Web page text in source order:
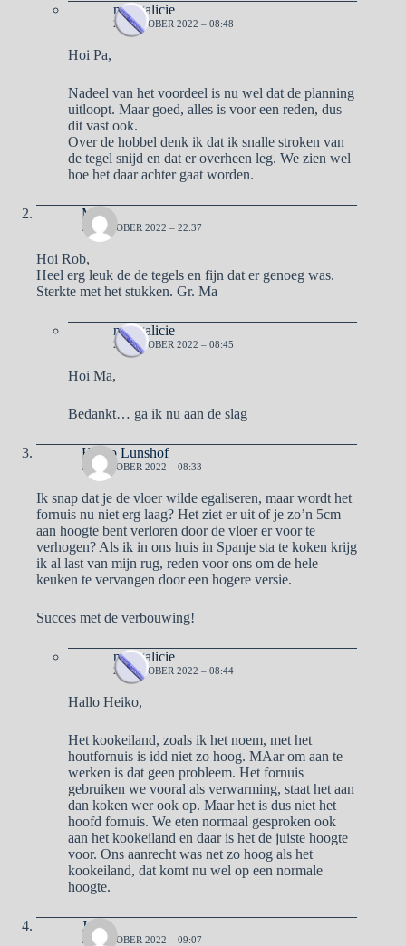
naargalicie
26 OKTOBER 2022 – 08:48
Hoi Pa,
Nadeel van het voordeel is nu wel dat de planning
uitloopt. Maar goed, alles is voor een reden, dus
dit vast ook.
Over de hobbel denk ik dat ik snalle stroken van
de tegel snijd en dat er overheen leg. We zien wel
hoe het daar achter gaat worden.
Ma
25 OKTOBER 2022 – 22:37
Hoi Rob,
Heel erg leuk de de tegels en fijn dat er genoeg was.
Sterkte met het stukken. Gr. Ma
naargalicie
26 OKTOBER 2022 – 08:45
Hoi Ma,
Bedankt… ga ik nu aan de slag
Heiko Lunshof
26 OKTOBER 2022 – 08:33
Ik snap dat je de vloer wilde egaliseren, maar wordt het
fornuis nu niet erg laag? Het ziet er uit of je zo’n 5cm
aan hoogte bent verloren door de vloer er voor te
verhogen? Als ik in ons huis in Spanje sta te koken krijg
ik al last van mijn rug, reden voor ons om de hele
keuken te vervangen door een hogere versie.
Succes met de verbouwing!
naargalicie
26 OKTOBER 2022 – 08:44
Hallo Heiko,
Het kookeiland, zoals ik het noem, met het
houtfornuis is idd niet zo hoog. MAar om aan te
werken is dat geen probleem. Het fornuis
gebruiken we vooral als verwarming, staat het aan
dan koken wer ook op. Maar het is dus niet het
hoofd fornuis. We eten normaal gesproken ook
aan het kookeiland en daar is het de juiste hoogte
voor. Ons aanrecht was net zo hoog als het
kookeiland, dat komt nu wel op een normale
hoogte.
Jose
26 OKTOBER 2022 – 09:07